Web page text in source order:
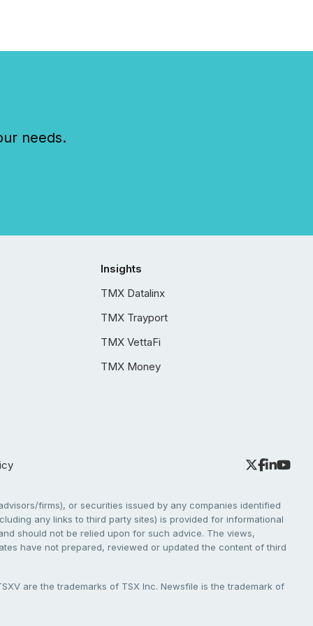
needs.
Insights
TMX Datalinx
TMX Trayport
TMX VettaFi
TMX Money
firms), or securities issued by any companies identified
any links to third party sites) is provided for informational
should not be relied upon for such advice. The views,
have not prepared, reviewed or updated the content of third
are the trademarks of TSX Inc. Newsfile is the trademark of